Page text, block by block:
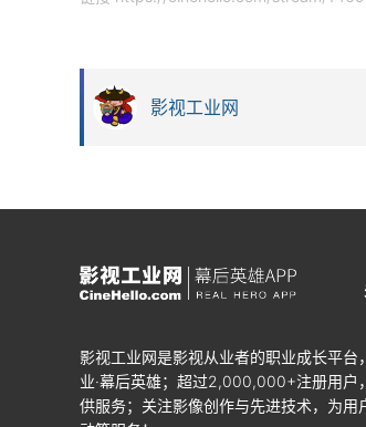
影视工业网
影视工业网是影视从业者的职业成长平台
业·幕后英雄；超过2,000,000+注册用
供服务；关注影像创作与先进技术，为用